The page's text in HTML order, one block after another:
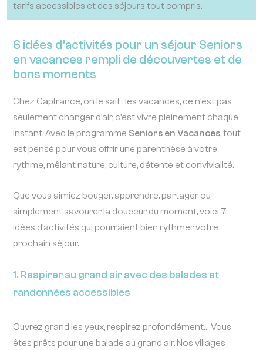
tarifs accessibles et des séjours tout compris.
6 idées d’activités pour un séjour Seniors
en vacances rempli de découvertes et de
bons moments
Chez Capfrance, on le sait : les vacances, ce n’est pas
seulement changer d’air, c’est vivre pleinement chaque
instant. Avec le programme Seniors en Vacances, tout
est pensé pour vous offrir une parenthèse à votre
rythme, mêlant nature, culture, détente et convivialité.
Que vous aimiez bouger, apprendre, partager ou
simplement savourer la douceur du moment, voici 7
idées d’activités qui pourraient bien rythmer votre
prochain séjour.
1. Respirer au grand air avec des balades et
randonnées accessibles
Ouvrez grand les yeux, respirez profondément… Vous
êtes prêts pour une balade au grand air. Nos villages